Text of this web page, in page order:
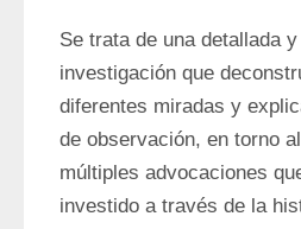
Se trata de una detallada
investigación que
diferentes miradas y
de observación, en torno
múltiples advocaciones
investido a través de la